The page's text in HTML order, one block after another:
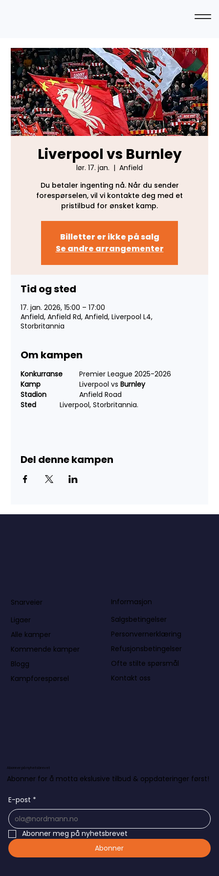
Liverpool vs Burnley
lør. 17. jan.
  |
Anfield
Du betaler ingenting nå. Når du sender
forespørselen, vil vi kontakte deg med et
pristilbud for ønsket kamp.
Billetter er ikke på salg
Se andre arrangementer
Tid og sted
17. jan. 2026, 15:00 – 17:00
Anfield, Anfield Rd, Anfield, Liverpool L4,
Storbritannia
Om kampen
Konkurranse
	Premier League 2025-2026
Kamp
		Liverpool vs
Burnley
	Anfield Road
Sted
		Liverpool, Storbritannia.
Del denne kampen
Snarveier
Ligaer
Alle kamper
Kommende kamper
Blogg
Kampforespørsel
Informasjon
Salgsbetingelser
Personvernerklæring
Refusjonsbetingelser
Ofte stilte spørsmål
Kontakt oss
Abonner på nyhetsbrevet
Abonner for å motta ekslusive tilbud & oppdateringer først!
E-post *
Abonner meg på nyhetsbrevet
Abonner